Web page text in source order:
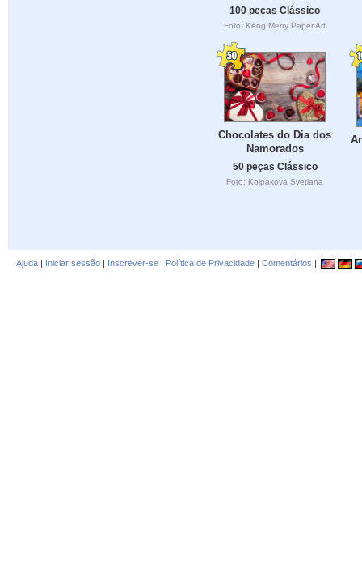
100 peças Clássico
Foto: Keng Merry Paper Art
Chocolates do Dia dos
Namorados
50 peças Clássico
Foto: Kolpakova Svetlana
Ajuda | Iniciar sessão | Inscrever-se | Política de Privacidade | Comentários |